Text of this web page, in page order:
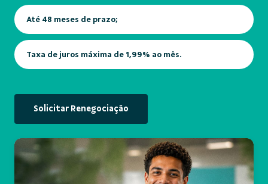
Até 48 meses de prazo;
Taxa de juros máxima de 1,99% ao mês.
Solicitar Renegociação